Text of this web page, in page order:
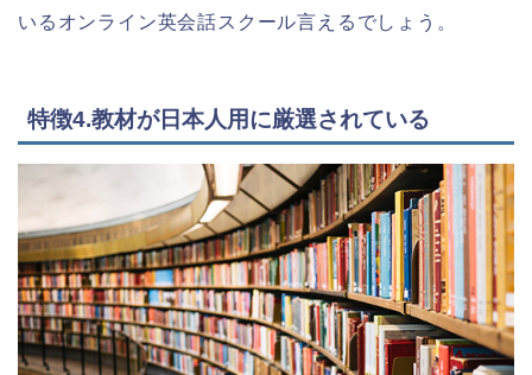
いるオンライン英会話スクール言えるでしょう。
特徴4.教材が日本人用に厳選されている